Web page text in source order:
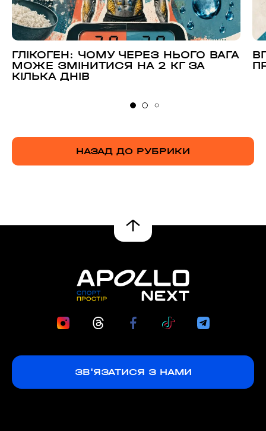
ГЛІКОГЕН: ЧОМУ ЧЕРЕЗ НЬОГО ВАГА
МОЖЕ ЗМІНИТИСЯ НА 2 КГ ЗА
КІЛЬКА ДНІВ
НАЗАД ДО РУБРИКИ
ЗВ'ЯЗАТИСЯ З НАМИ